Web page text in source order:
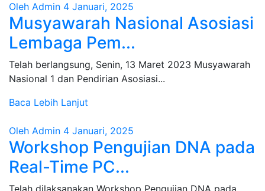
Oleh Admin 4 Januari, 2025
Musyawarah Nasional Asosiasi
Lembaga Pem...
Telah berlangsung, Senin, 13 Maret 2023 Musyawarah
Nasional 1 dan Pendirian Asosiasi...
Baca Lebih Lanjut
Oleh Admin 4 Januari, 2025
Workshop Pengujian DNA pada
Real-Time PC...
Telah dilaksanakan Workshop Pengujian DNA pada